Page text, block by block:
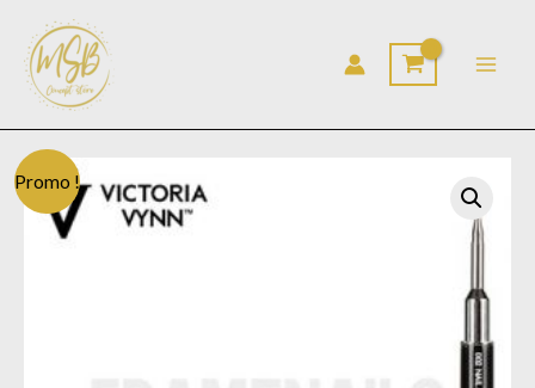
contenu
Promo !
quantité
de
Pinceau